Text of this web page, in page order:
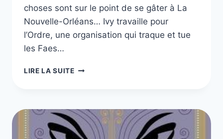
choses sont sur le point de se gâter à La
Nouvelle-Orléans… Ivy travaille pour
l’Ordre, une organisation qui traque et tue
les Faes…
LIRE LA SUITEWICKED
ARMENTROUT,
TOME
1